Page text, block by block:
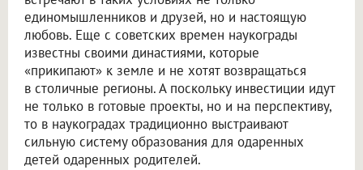
единомышленников и друзей, но и настоящую
любовь. Еще с советских времен наукограды
известны своими династиями, которые
«прикипают» к земле и не хотят возвращаться
в столичные регионы. А поскольку инвестиции идут
не только в готовые проекты, но и на перспективу,
то в наукоградах традиционно выстраивают
сильную систему образования для одаренных
детей одаренных родителей.